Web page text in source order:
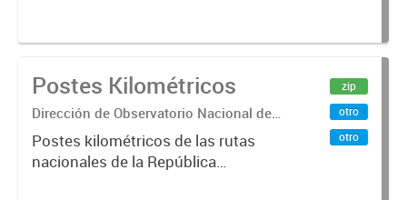
Postes Kilométricos
Dirección de Observatorio Nacional de
Transporte
Postes kilométricos de las rutas
nacionales de la República
zip
otro
otro